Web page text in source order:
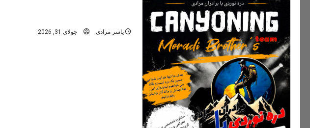
یاسر مرادی جولای 31, 2026